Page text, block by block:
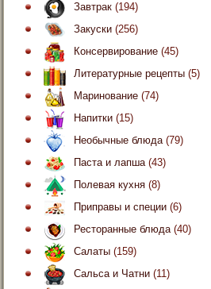
Завтрак (194)
Закуски (256)
Консервирование (45)
Литературные рецепты (5)
Маринование (74)
Напитки (15)
Необычные блюда(79)
Паста и лапша(43)
Полевая кухня (8)
Приправы и специи (6)
Ресторанные блюда(40)
Салаты (159)
Сальса и Чатни (11)